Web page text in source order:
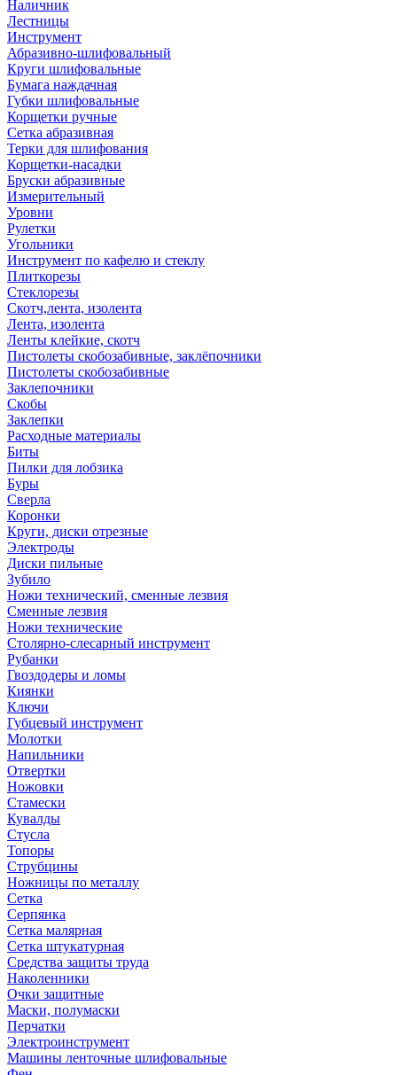
Наличник
Лестницы
Инструмент
Абразивно-шлифовальный
Круги шлифовальные
Бумага наждачная
Губки шлифовальные
Корщетки ручные
Сетка абразивная
Терки для шлифования
Корщетки-насадки
Бруски абразивные
Измерительный
Уровни
Рулетки
Угольники
Инструмент по кафелю и стеклу
Плиткорезы
Стеклорезы
Скотч,лента, изолента
Лента, изолента
Ленты клейкие, скотч
Пистолеты скобозабивные, заклёпочники
Пистолеты скобозабивные
Заклепочники
Скобы
Заклепки
Расходные материалы
Биты
Пилки для лобзика
Буры
Сверла
Коронки
Круги, диски отрезные
Электроды
Диски пильные
Зубило
Ножи технический, сменные лезвия
Сменные лезвия
Ножи технические
Столярно-слесарный инструмент
Рубанки
Гвоздодеры и ломы
Киянки
Ключи
Губцевый инструмент
Молотки
Напильники
Отвертки
Ножовки
Стамески
Кувалды
Стусла
Топоры
Струбцины
Ножницы по металлу
Сетка
Серпянка
Сетка малярная
Сетка штукатурная
Средства защиты труда
Наколенники
Очки защитные
Маски, полумаски
Перчатки
Электроинструмент
Машины ленточные шлифовальные